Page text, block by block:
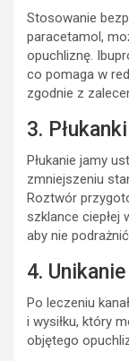
Stosowanie
paracetamol,
opuchliznę.
co pomaga w
zgodnie z
3.
Płukanie jamy
zmniejszeniu
Roztwór
szklance ciepłej
aby nie
4.
Po leczeniu
i wysiłku, który
objętego